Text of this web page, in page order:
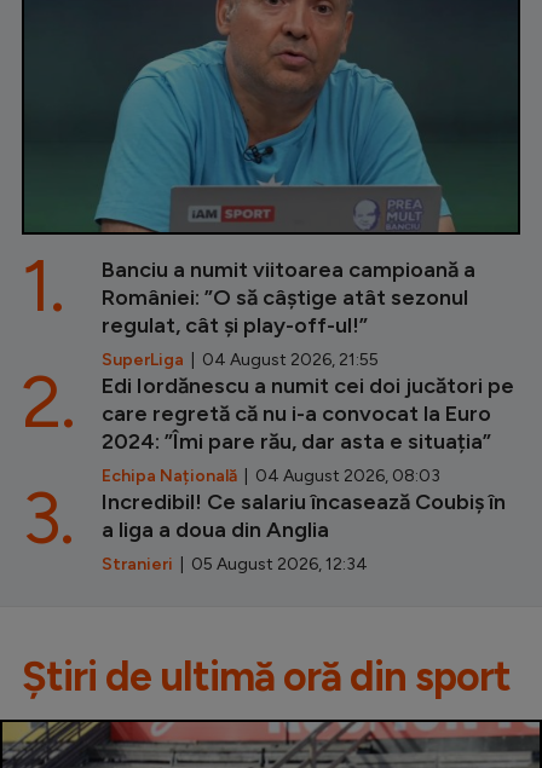
Banciu a numit viitoarea campioană a
României: ”O să câștige atât sezonul
regulat, cât și play-off-ul!”
SuperLiga | 04 August 2026, 21:55
1.
Edi Iordănescu a numit cei doi jucători pe
care regretă că nu i-a convocat la Euro
2024: ”Îmi pare rău, dar asta e situația”
Echipa Națională | 04 August 2026, 08:03
2.
Incredibil! Ce salariu încasează Coubiș în
a liga a doua din Anglia
Stranieri | 05 August 2026, 12:34
3.
Știri de ultimă oră din sport